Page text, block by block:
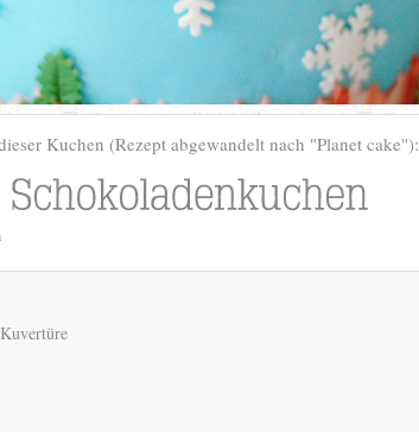
Kuchen (Rezept abgewandelt nach "Planet cake"):